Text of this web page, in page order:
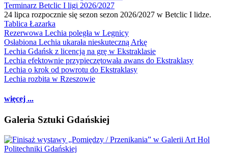
Terminarz Betclic I ligi 2026/2027
24 lipca rozpocznie się sezon sezon 2026/2027 w Betclic I lidze.
Tablica Łazarka
Rezerwowa Lechia poległa w Legnicy
Osłabiona Lechia ukarała nieskuteczną Arkę
Lechia Gdańsk z licencją na grę w Ekstraklasie
Lechia efektownie przypieczętowała awans do Ekstraklasy
Lechia o krok od powrotu do Ekstraklasy
Lechia rozbita w Rzeszowie
więcej ...
Galeria Sztuki Gdańskiej